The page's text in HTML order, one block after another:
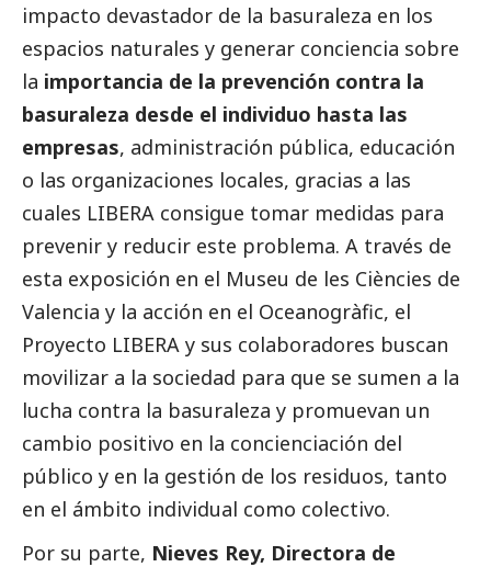
impacto devastador de la basuraleza en los
espacios naturales y generar conciencia sobre
la importancia de la prevención contra la
basuraleza desde el individuo hasta las
empresas, administración pública, educación
o las organizaciones locales, gracias a las
cuales LIBERA consigue tomar medidas para
prevenir y reducir este problema. A través de
esta exposición en el Museu de les Ciències de
Valencia y la acción en el Oceanogràfic, el
Proyecto LIBERA y sus colaboradores buscan
movilizar a la sociedad para que se sumen a la
lucha contra la basuraleza y promuevan un
cambio positivo en la concienciación del
público y en la gestión de los residuos, tanto
en el ámbito individual como colectivo.
Por su parte, Nieves Rey, Directora de